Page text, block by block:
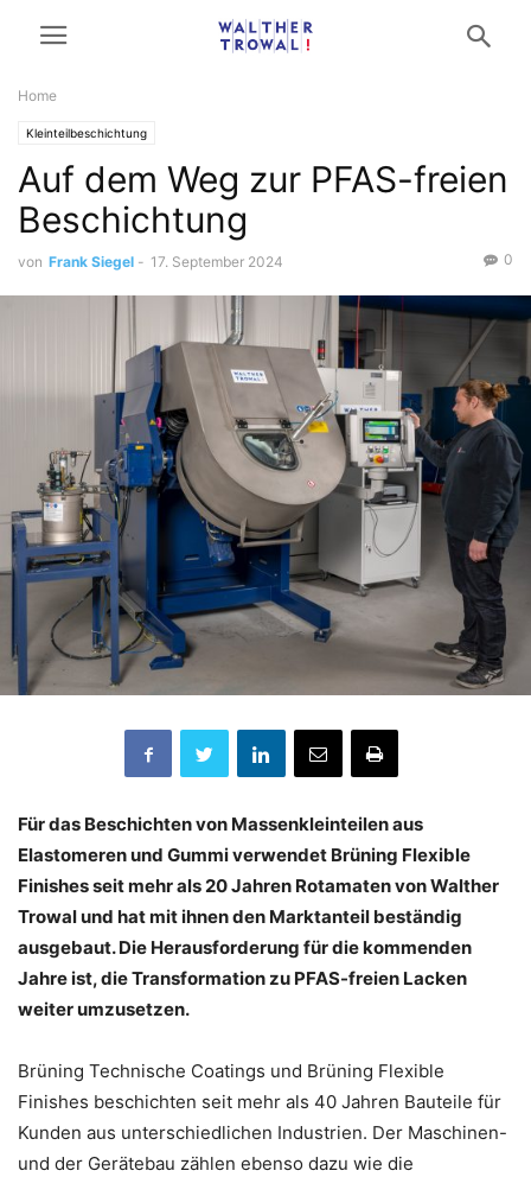
Home
Kleinteilbeschichtung
Auf dem Weg zur PFAS-freien
Beschichtung
von Frank Siegel - 17. September 2024 0
Für das Beschichten von Massenkleinteilen aus
Elastomeren und Gummi verwendet Brüning Flexible
Finishes seit mehr als 20 Jahren Rotamaten von Walther
Trowal und hat mit ihnen den Marktanteil beständig
ausgebaut. Die Herausforderung für die kommenden
Jahre ist, die Transformation zu PFAS-freien Lacken
weiter umzusetzen.
Brüning Technische Coatings und Brüning Flexible
Finishes beschichten seit mehr als 40 Jahren Bauteile für
Kunden aus unterschiedlichen Industrien. Der Maschinen-
und der Gerätebau zählen ebenso dazu wie die